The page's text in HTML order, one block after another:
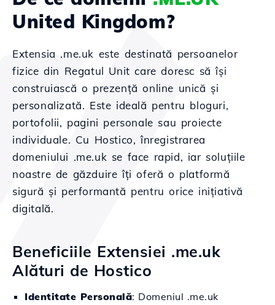
United Kingdom?
Extensia .me.uk este destinată persoanelor
fizice din Regatul Unit care doresc să își
construiască o prezență online unică și
personalizată. Este ideală pentru bloguri,
portofolii, pagini personale sau proiecte
individuale. Cu Hostico, înregistrarea
domeniului .me.uk se face rapid, iar soluțiile
noastre de găzduire îți oferă o platformă
sigură și performantă pentru orice inițiativă
digitală.
Beneficiile Extensiei .me.uk
Alături de Hostico
Identitate Personală: Domeniul .me.uk